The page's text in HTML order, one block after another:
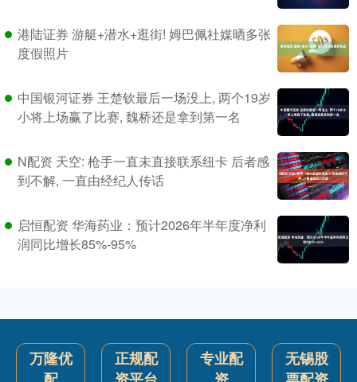
港陆证券 游艇+潜水+逛街! 姆巴佩社媒晒多张
度假照片
中国银河证券 王楚钦最后一场没上, 两个19岁
小将上场赢了比赛, 魏桥还是拿到第一名
N配资 天空: 枪手一直未直接联系纽卡 后者感
到不解, 一直由经纪人传话
启恒配资 华海药业：预计2026年半年度净利
润同比增长85%-95%
万隆优
正规配
专业配
无锡股